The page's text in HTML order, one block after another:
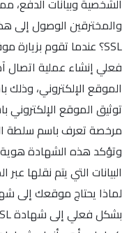
والمخترقين الوصول إلى
فعلي إنشاء عملية اتصال
توثيق الموقع
وتؤكد هذه الشهادة
البيانات التي يتم نقلها